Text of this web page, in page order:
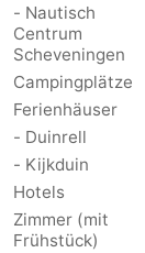
- Nautisch
Centrum
Scheveningen
Campingplätze
Ferienhäuser
- Duinrell
- Kijkduin
Hotels
Zimmer (mit
Frühstück)